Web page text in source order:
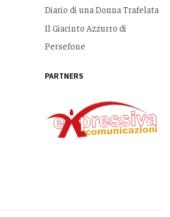
Diario di una Donna Trafelata
Il Giacinto Azzurro di
Persefone
PARTNERS